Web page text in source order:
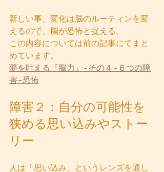
新しい事、変化は脳のルーティンを変
えるので、脳が恐怖と捉える。
この内容については前の記事にてまと
めています。
夢を叶える『脳力』-その４-６つの障
害-恐怖
障害２：自分の可能性を
狭める思い込みやストー
リー
人は「思い込み」というレンズを通し